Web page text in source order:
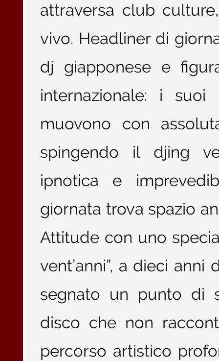
attraversa club
vivo. Headliner di
dj giapponese e
internazionale: i
muovono con
spingendo il djing
ipnotica e
giornata trova spazio
Attitude con uno
vent’anni”, a dieci
segnato un punto di
disco che non
percorso artistico